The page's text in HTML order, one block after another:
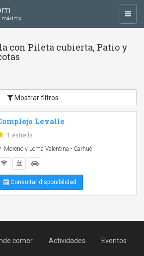
máximo
con Pileta cubierta, Patio y
Mostrar filtros
Levalle
1 estrella
Moreno y Loma Valentina - Carhué
Consultar disponibilidad
comer Actividades Eventos